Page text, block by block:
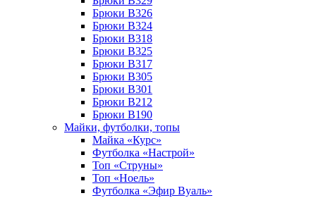
Брюки B326
Брюки B324
Брюки B318
Брюки B325
Брюки B317
Брюки B305
Брюки B301
Брюки B212
Брюки B190
Майки, футболки, топы
Майка «Курс»
Футболка «Настрой»
Топ «Струны»
Топ «Ноель»
Футболка «Эфир Вуаль»